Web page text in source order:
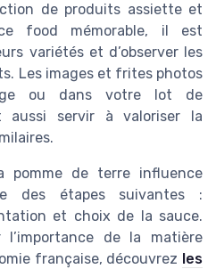
de produits assiette et
food mémorable, il est
variétés et d’observer les
Les images et frites photos
ou dans votre lot de
aussi servir à valoriser la
pomme de terre influence
des étapes suivantes :
et choix de la sauce.
de la matière
française, découvrez les